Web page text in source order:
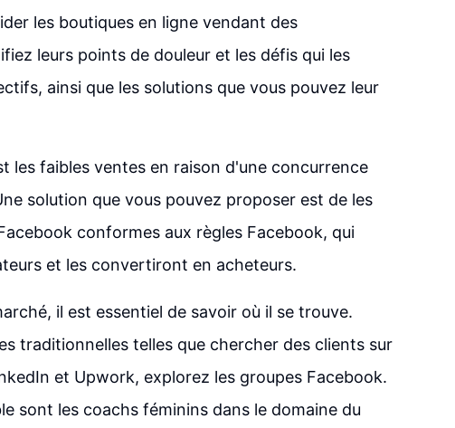
les boutiques en ligne vendant des
leurs points de douleur et les défis qui les
ainsi que les solutions que vous pouvez leur
les faibles ventes en raison d'une concurrence
solution que vous pouvez proposer est de les
conformes aux règles Facebook, qui
et les convertiront en acheteurs.
il est essentiel de savoir où il se trouve.
traditionnelles telles que chercher des clients sur
et Upwork, explorez les groupes Facebook.
sont les coachs féminins dans le domaine du